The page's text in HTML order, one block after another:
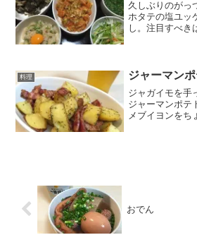
久しぶりのがっ
ホタテの塩ユッ
し。注目すべき
ソと玉ねぎとニ
料理 ジャーマンポ
ジャガイモを手
ジャーマンポテ
メブイヨンをち
おでん